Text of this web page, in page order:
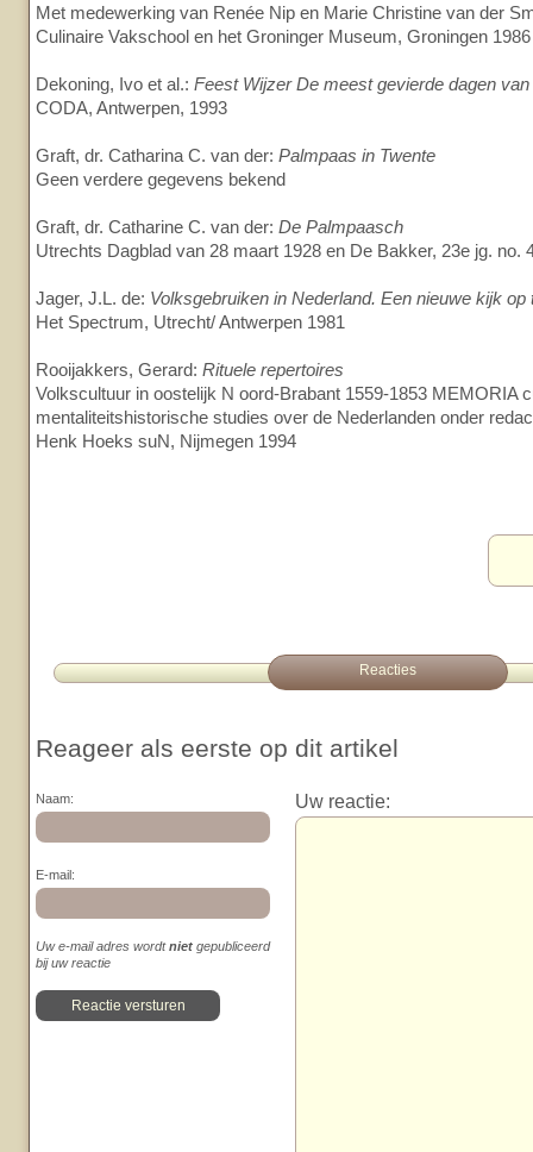
Met medewerking van Renée Nip en Marie Christine van der
Culinaire Vakschool en het Groninger Museum, Groningen 1986
Dekoning, Ivo et al.: Feest Wijzer De meest gevierde dagen van
CODA, Antwerpen, 1993
Graft, dr. Catharina C. van der: Palmpaas in Twente
Geen verdere gegevens bekend
Graft, dr. Catharine C. van der: De Palmpaasch
Utrechts Dagblad van 28 maart 1928 en De Bakker, 23e jg. no.
Jager, J.L. de: Volksgebruiken in Nederland. Een nieuwe kijk op
Het Spectrum, Utrecht/ Antwerpen 1981
Rooijakkers, Gerard: Rituele repertoires
Volkscultuur in oostelijk N oord-Brabant 1559-1853 MEMORIA
mentaliteitshistorische studies over de Nederlanden onder
Henk Hoeks suN, Nijmegen 1994
Reacties
Reageer als eerste op dit artikel
Naam:
E-mail:
Uw e-mail adres wordtniet gepubliceerd
bij uw reactie
Uw reactie: